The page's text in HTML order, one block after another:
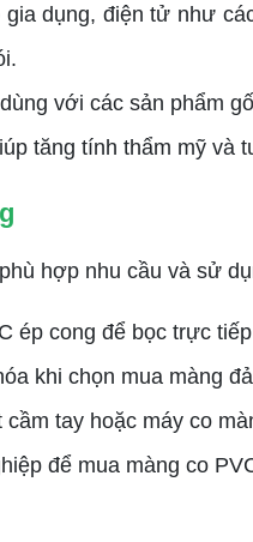
dụng, điện tử như
với các sản phẩm
tăng tính thẩm mỹ và
hợp nhu cầu và sử
ép cong để bọc trực
khi chọn mua màng
tay hoặc máy co
để mua màng co